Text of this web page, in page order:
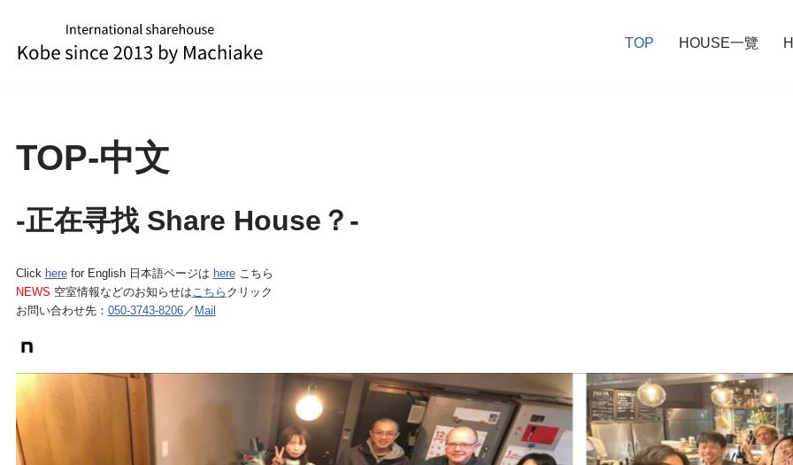
跳
TOP HOUSE一覽
TOP-中文
-正在寻找 Share House？-
Click herefor English 日本語ページは hereこちら
NEWS 空室情報などのお知らせはこちら クリック
お問い合わせ先： 050-3743-8206／ Mail